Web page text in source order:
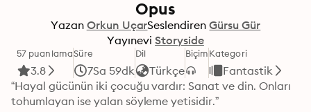
Opus
Yazan Orkun UçarSeslendiren Gürsu Gür
Yayınevi Storyside
57 puanlama
3.8
Süre
7Sa 59dk
Dil
Türkçe
BiçimKategori
Fantastik
“Hayal gücünün iki çocuğu vardır: Sanat ve din. Onları
tohumlayan ise yalan söyleme yetisidir.”